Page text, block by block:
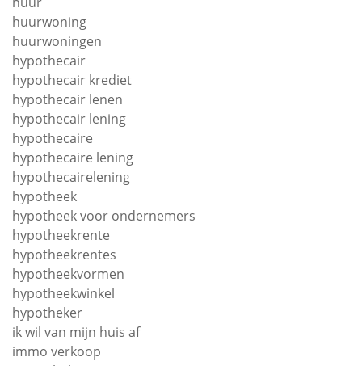
huurwoning
huurwoningen
hypothecair
hypothecair krediet
hypothecair lenen
hypothecair lening
hypothecaire
hypothecaire lening
hypothecairelening
hypotheek
hypotheek voor ondernemers
hypotheekrente
hypotheekrentes
hypotheekvormen
hypotheekwinkel
hypotheker
ik wil van mijn huis af
immo verkoop